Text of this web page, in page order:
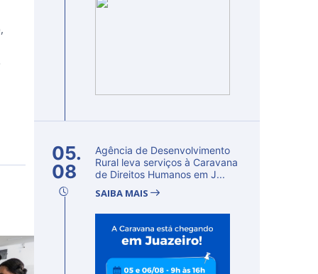
05.
08
Agência de Desenvolvimento
Rural leva serviços à Caravana
de Direitos Humanos em J...
SAIBA MAIS